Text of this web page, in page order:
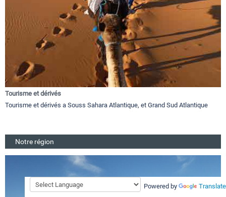
Tourisme et dérivés
Tourisme et dérivés a Souss Sahara Atlantique, et Grand Sud Atlantique
Notre région
Powered by Translate